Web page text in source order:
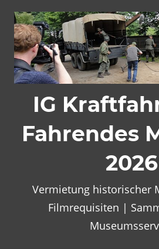
Inhalt
springen
IG
Fahrendes
2026
Vermietung historischer
Filmrequisiten |